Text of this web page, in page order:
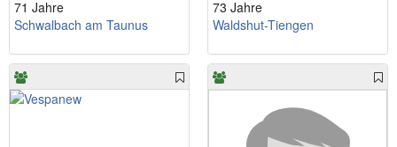
71 Jahre
Schwalbach am Taunus
73 Jahre
Waldshut-Tiengen